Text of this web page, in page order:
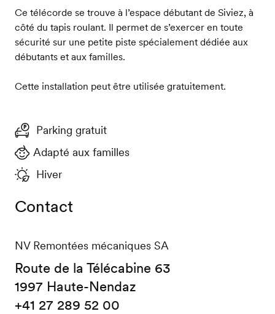
Ce télécorde se trouve à l’espace débutant de Siviez, à
côté du tapis roulant. Il permet de s’exercer en toute
sécurité sur une petite piste spécialement dédiée aux
débutants et aux familles.
Cette installation peut être utilisée gratuitement.
Parking gratuit
Adapté aux familles
Hiver
Contact
NV Remontées mécaniques SA
Route de la Télécabine 63
1997 Haute-Nendaz
+41 27 289 52 00